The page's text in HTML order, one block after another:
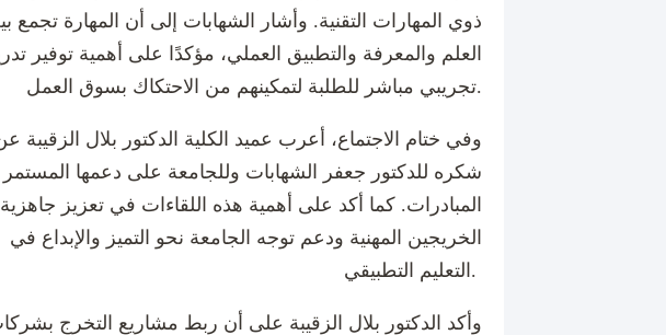
ذوي المهارات التقنية. وأشار الشهابات إلى أن المهارة تجمع
العلم والمعرفة والتطبيق العملي، مؤكدًا على أهمية توفير
تجريبي مباشر للطلبة لتمكينهم من الاحتكاك بسوق العمل.
وفي ختام الاجتماع، أعرب عميد الكلية الدكتور بلال الزقيبة
شكره للدكتور جعفر الشهابات وللجامعة على دعمها المستمر
المبادرات. كما أكد على أهمية هذه اللقاءات في تعزيز جاهزية
الخريجين المهنية ودعم توجه الجامعة نحو التميز والإبداع في
التعليم التطبيقي.
وأكد الدكتور بلال الزقيبة على أن ربط مشاريع التخرج